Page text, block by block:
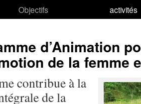
Objectifs
activités
d’Animation
de la femme
contribue à la
de la